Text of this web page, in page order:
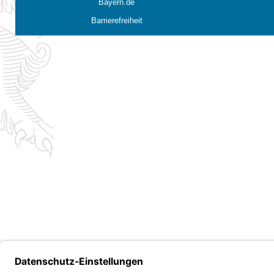
Bayern.de
Barrierefreiheit